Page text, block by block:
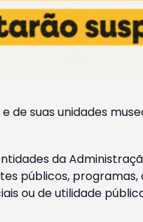
de suas unidades
da
públicos, programas,
ou de utilidade